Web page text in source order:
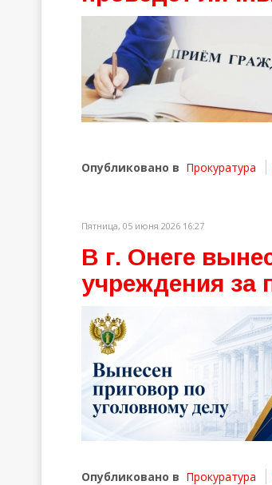
Опубликовано в Прокуратура
Пятница, 05 июня 2026 16:27
В г. Онеге
учреждения за
Опубликовано в Прокуратура